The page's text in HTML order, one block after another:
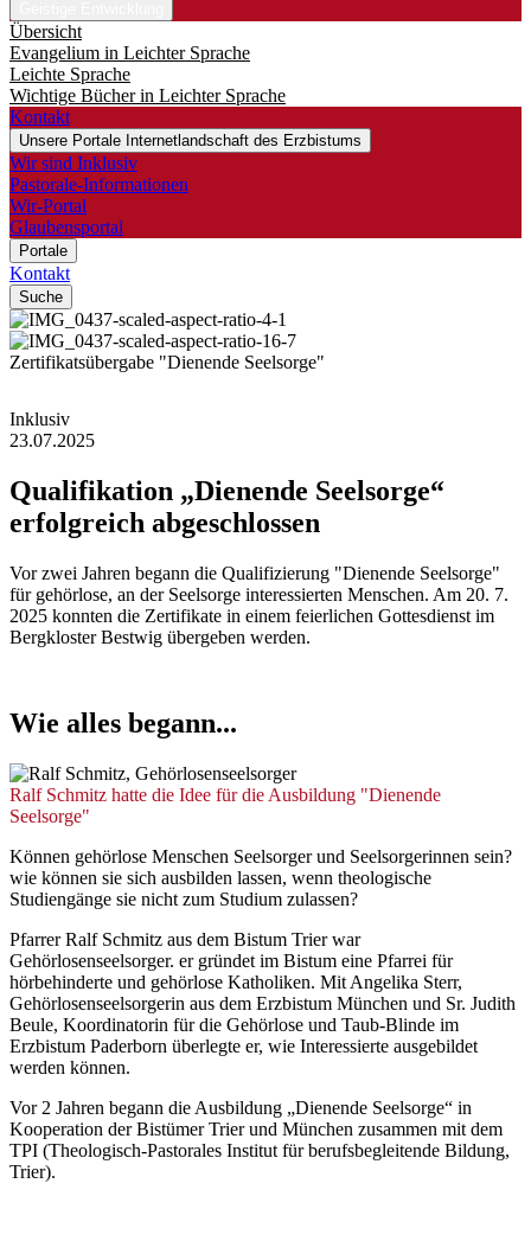
Übersicht
Evangelium in Leichter Sprache
Leichte Sprache
Wichtige Bücher in Leichter Sprache
Kontakt
Unsere Portale Internetlandschaft des Erzbistums
Wir sind Inklusiv
Pastorale-Informationen
Wir-Portal
Glaubensportal
Portale
Kontakt
Suche
Zertifikatsübergabe "Dienende Seelsorge"
Inklusiv
23.07.2025
Qualifikation „Dienende Seelsorge“
erfolgreich abgeschlossen
Vor zwei Jahren begann die Qualifizierung "Dienende Seelsorge"
für gehörlose, an der Seelsorge interessierten Menschen. Am 20. 7.
2025 konnten die Zertifikate in einem feierlichen Gottesdienst im
Bergkloster Bestwig übergeben werden.
Wie alles begann...
Ralf Schmitz hatte die Idee für die Ausbildung "Dienende
Seelsorge"
Können gehörlose Menschen Seelsorger und Seelsorgerinnen sein?
wie können sie sich ausbilden lassen, wenn theologische
Studiengänge sie nicht zum Studium zulassen?
Pfarrer Ralf Schmitz aus dem Bistum Trier war
Gehörlosenseelsorger. er gründet im Bistum eine Pfarrei für
hörbehinderte und gehörlose Katholiken. Mit Angelika Sterr,
Gehörlosenseelsorgerin aus dem Erzbistum München und Sr. Judith
Beule, Koordinatorin für die Gehörlose und Taub-Blinde im
Erzbistum Paderborn überlegte er, wie Interessierte ausgebildet
werden können.
Vor 2 Jahren begann die Ausbildung „Dienende Seelsorge“ in
Kooperation der Bistümer Trier und München zusammen mit dem
TPI (Theologisch-Pastorales Institut für berufsbegleitende Bildung,
Trier).